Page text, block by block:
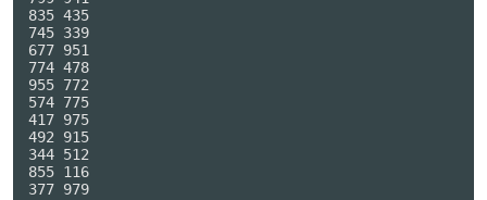
835 435
745 339
677 951
774 478
955 772
574 775
417 975
492 915
344 512
855 116
377 979